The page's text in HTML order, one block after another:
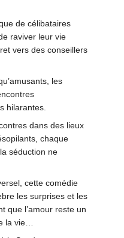
de célibataires
raviver leur vie
vers des conseillers
les
hilarantes.
dans des lieux
chaque
séduction ne
cette comédie
les surprises et les
que l’amour reste un
la vie…